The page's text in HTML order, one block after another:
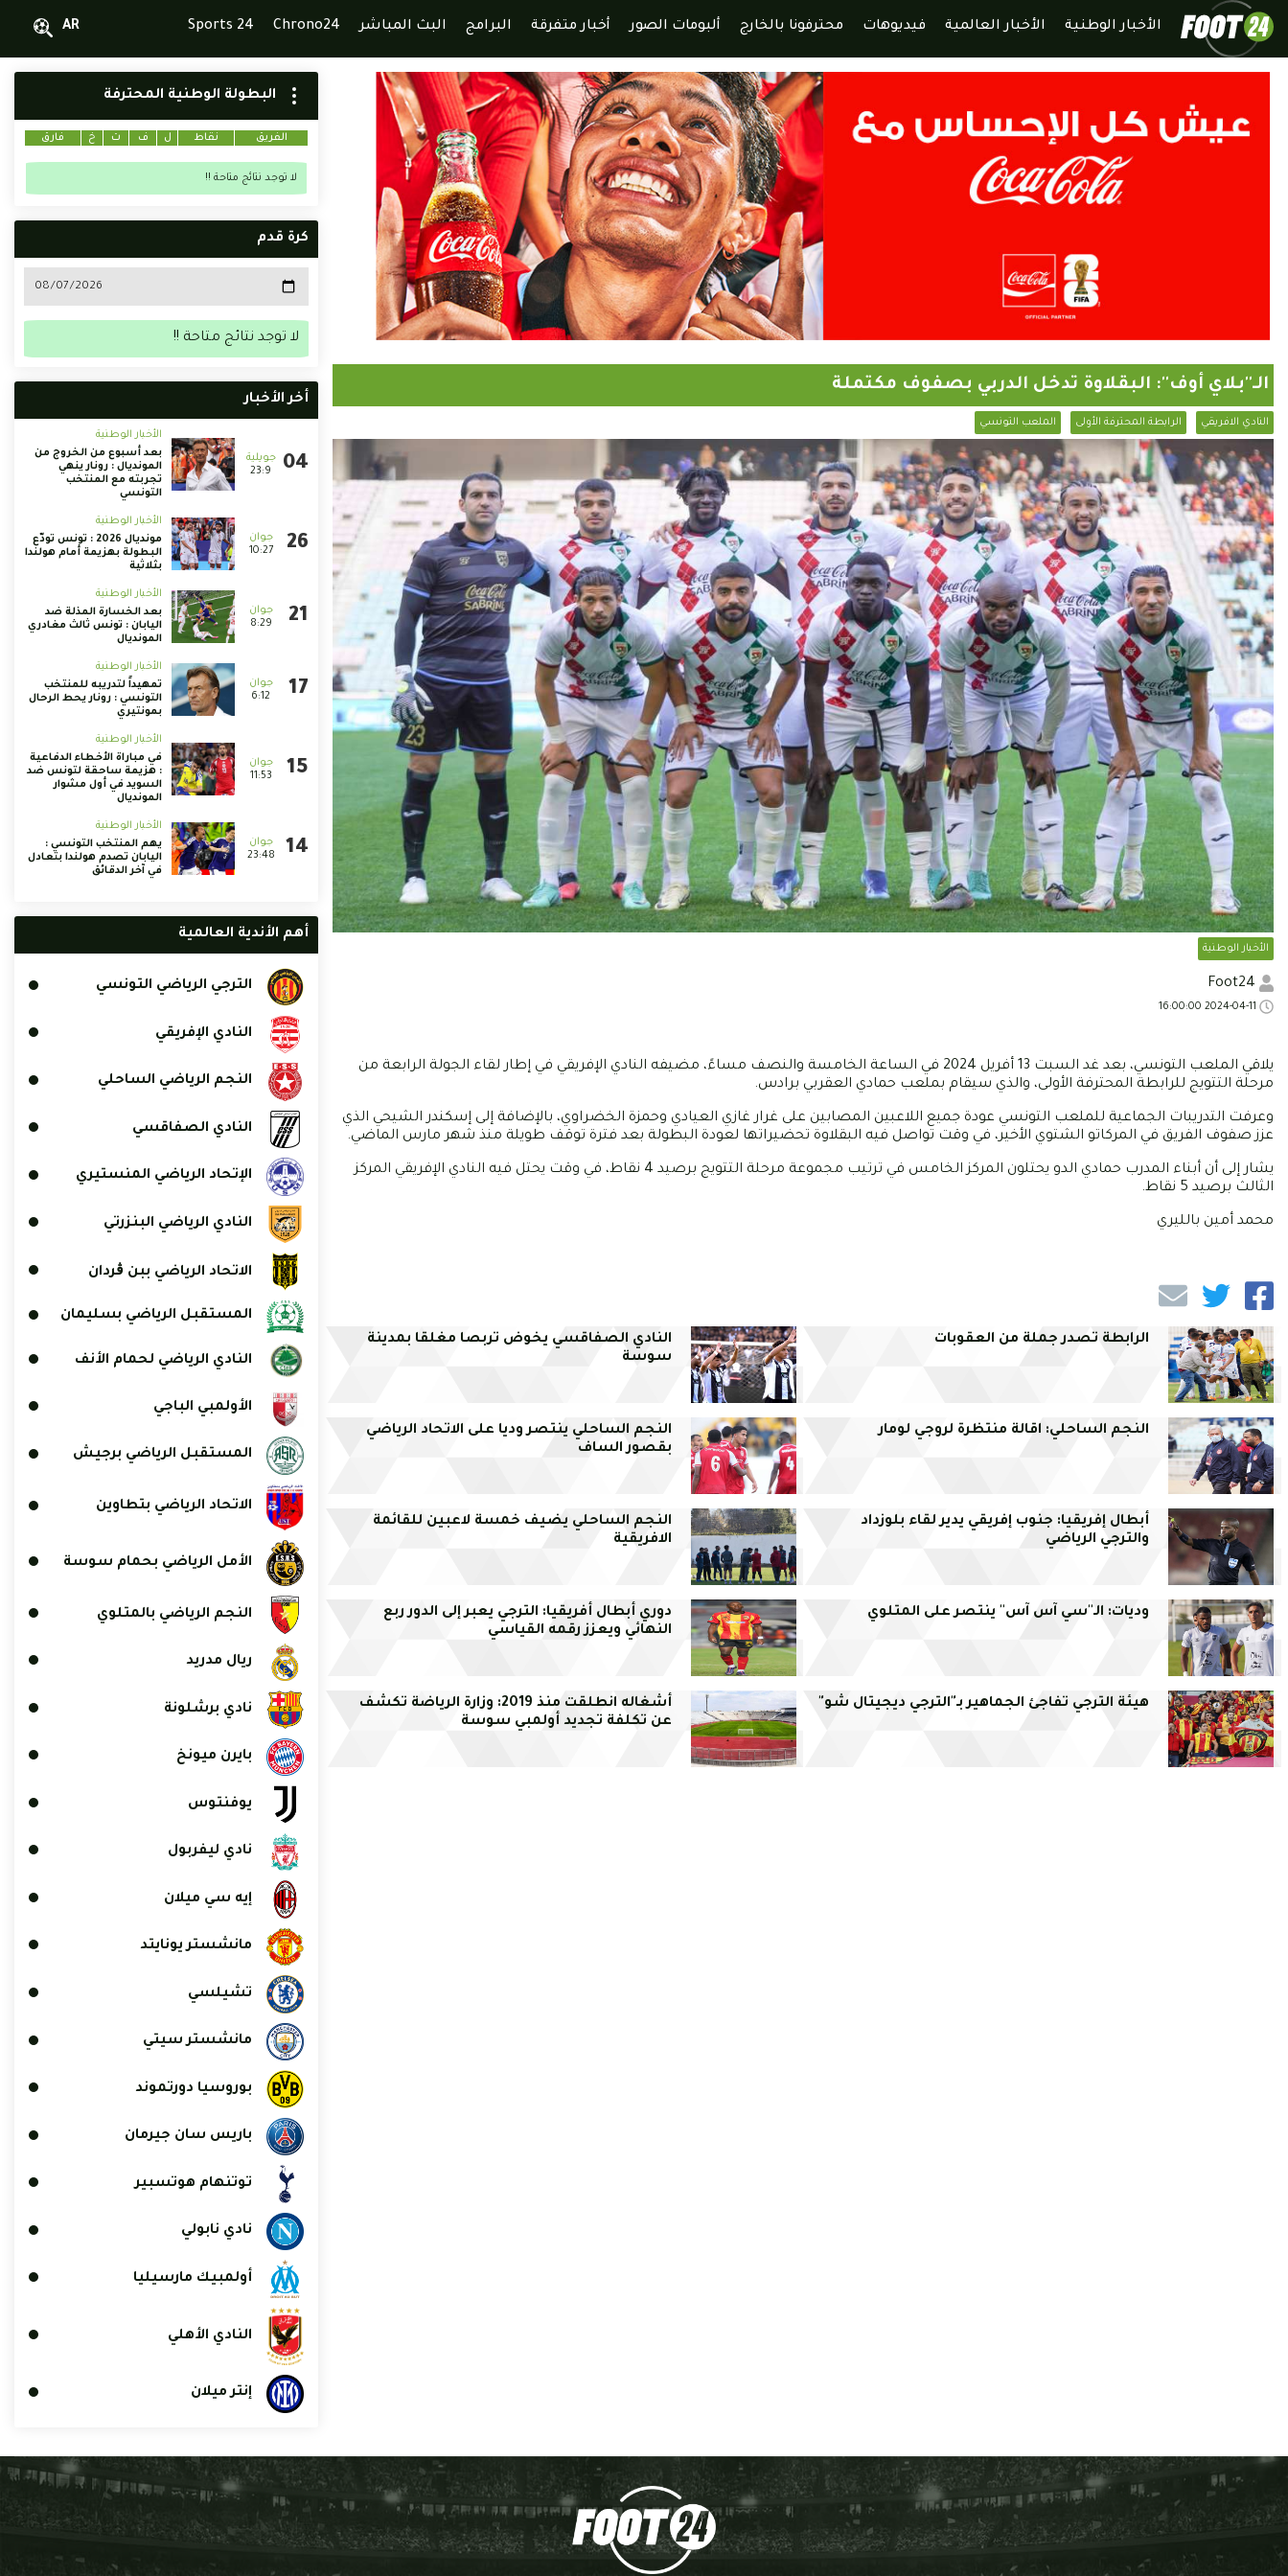
الأخبار الوطنية الأخبار العالمية فيديوهات محترفونا بالخارج ألبومات الصور أخبار متفرقة البرامج البث المباشر Chrono24
Sports 24
AR
الـ''بلاي أوف'': البقلاوة تدخل الدربي بصفوف مكتملة
النادي الافريقي الرابطة المحترفة الأولى الملعب التونسي
الأخبار الوطنية
يلاقي الملعب التونسي، بعد غد السبت 13 أفريل 2024 في الساعة الخامسة والنصف مساءً، مضيفه النادي الإفريقي في إطار لقاء الجولة الرابعة من
مرحلة التتويج للرابطة المحترفة الأولى، والذي سيقام بملعب حمادي العقربي برادس.
وعرفت التدريبات الجماعية للملعب التونسي عودة جميع اللاعبين المصابين على غرار غازي العيادي وحمزة الخضراوي، بالإضافة إلى إسكندر الشيحي الذي
عزز صفوف الفريق في المركاتو الشتوي الأخير، في وقت تواصل فيه البقلاوة تحضيراتها لعودة البطولة بعد فترة توقف طويلة منذ شهر مارس الماضي.
يشار إلى أن أبناء المدرب حمادي الدو يحتلون المركز الخامس في ترتيب مجموعة مرحلة التتويج برصيد 4 نقاط، في وقت يحتل فيه النادي الإفريقي المركز
الثالث برصيد 5 نقاط.
محمد أمين بالليري
الرابطة تصدر جملة من العقوبات
النادي الصفاقسي يخوض تربصا مغلقا بمدينة
سوسة
النجم الساحلي: اقالة منتظرة لروجي لومار
النجم الساحلي ينتصر وديا على الاتحاد الرياضي
بقصور الساف
أبطال إفريقيا: جنوب إفريقي يدير لقاء بلوزداد
والترجي الرياضي
النجم الساحلي يضيف خمسة لاعبين للقائمة
الافريقية
وديات: الـ''سي آس آس'' ينتصر على المتلوي
دوري أبطال أفريقيا: الترجي يعبر إلى الدور ربع
النهائي ويعزز رقمه القياسي
هيئة الترجي تفاجئ الجماهير بـ"الترجي ديجيتال شو"
أشغاله انطلقت منذ 2019: وزارة الرياضة تكشف
عن تكلفة تجديد أولمبي سوسة
البطولة الوطنية المحترفة
الفريق نقاط ل ف ت خ فارق
لا توجد نتائج متاحة !!
كرة قدم
لا توجد نتائج متاحة !!
أخر الأخبار
23:9
الأخبار الوطنية
بعد أسبوع من الخروج من
المونديال : رونار ينهي
تجربته مع المنتخب
التونسي
10:27
الأخبار الوطنية
مونديال 2026 : تونس تودّع
البطولة بهزيمة أمام هولندا
بثلاثية
8:29
الأخبار الوطنية
بعد الخسارة المذلة ضد
اليابان : تونس ثالث مغادري
المونديال
6:12
الأخبار الوطنية
تمهيداً لتدريبه للمنتخب
التونسي : رونار يحط الرحال
بمونتيري
11:53
الأخبار الوطنية
في مباراة الأخطاء الدفاعية
: هزيمة ساحقة لتونس ضد
السويد في أول مشوار
المونديال
23:48
الأخبار الوطنية
يهم المنتخب التونسي :
اليابان تصدم هولندا بتعادل
في آخر الدقائق
أهم الأندية العالمية
الترجي الرياضي التونسي
النادي الإفريقي
النجم الرياضي الساحلي
النادي الصفاقسي
الإتحاد الرياضي المنستيري
النادي الرياضي البنزرتي
الاتحاد الرياضي ببن ڨردان
المستقبل الرياضي بسليمان
النادي الرياضي لحمام الأنف
الأولمبي الباجي
المستقبل الرياضي برجيش
الاتحاد الرياضي بتطاوين
الأمل الرياضي بحمام سوسة
النجم الرياضي بالمتلوي
ريال مدريد
نادي برشلونة
بايرن ميونخ
يوفنتوس
نادي ليفربول
إيه سي ميلان
مانشستر يونايتد
تشيلسي
مانشستر سيتي
بوروسيا دورتموند
باريس سان جيرمان
توتنهام هوتسبير
نادي نابولي
أولمبيك مارسيليا
النادي الأهلي
إنتر ميلان